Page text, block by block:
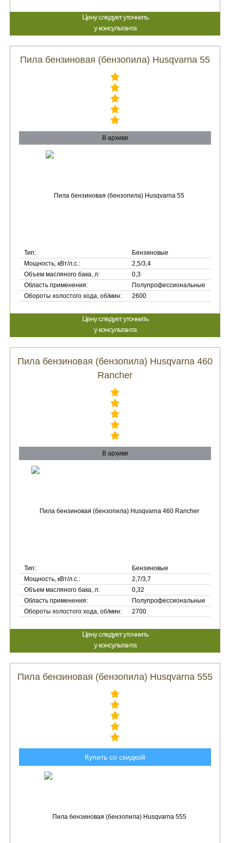
Цену следует уточнить
у консультанта
Пила бензиновая (бензопила) Husqvarna 55
В архиве
Тип:
Бензиновые
Мощность, кВт/л.с.:
2,5/3,4
Объем масляного бака, л:
0,3
Область применения:
Полупрофессиональные
Обороты холостого хода, об/мин:
2600
Цену следует уточнить
у консультанта
Пила бензиновая (бензопила) Husqvarna 460
Rancher
В архиве
Тип:
Бензиновые
Мощность, кВт/л.с.:
2,7/3,7
Объем масляного бака, л:
0,32
Область применения:
Полупрофессиональные
Обороты холостого хода, об/мин:
2700
Цену следует уточнить
у консультанта
Пила бензиновая (бензопила) Husqvarna 555
Купить со скидкой